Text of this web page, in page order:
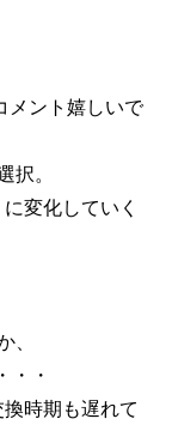
メント嬉しいで
択。
変化していく
、
・・
時期も遅れて